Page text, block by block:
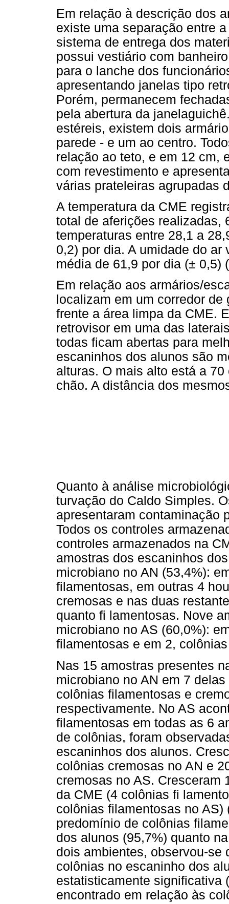
Em relação à descrição dos
existe uma separação entre
sistema de entrega dos
possui vestiário com
para o lanche dos
apresentando janelas tipo
Porém, permanecem
pela abertura da
estéreis, existem dois
parede - e um ao centro.
relação ao teto, e em 12 cm,
com revestimento e
várias prateleiras agrupadas
A temperatura da CME
total de aferições realizadas,
temperaturas entre 28,1 a
0,2) por dia. A umidade do
média de 61,9 por dia (± 0,5) (
Em relação aos armários/
localizam em um corredor
frente a área limpa da CME.
retrovisor em uma das
todas ficam abertas para
escaninhos dos alunos são
alturas. O mais alto está a
chão. A distância dos
Quanto à análise
turvação do Caldo Simples.
apresentaram contaminação
Todos os controles
controles armazenados na
amostras dos escaninhos
microbiano no AN (53,4%):
filamentosas, em outras 4
cremosas e nas duas
quanto fi lamentosas. Nove
microbiano no AS (60,0%):
filamentosas e em 2,
Nas 15 amostras presentes
microbiano no AN em 7
colônias filamentosas e
respectivamente. No AS
filamentosas em todas as 6
de colônias, foram
escaninhos dos alunos.
colônias cremosas no AN e
cremosas no AS. Cresceram
da CME (4 colônias fi
colônias filamentosas no AS)
predomínio de colônias
dos alunos (95,7%) quanto
dois ambientes, observou-se
colônias no escaninho dos
estatisticamente significativa
encontrado em relação às